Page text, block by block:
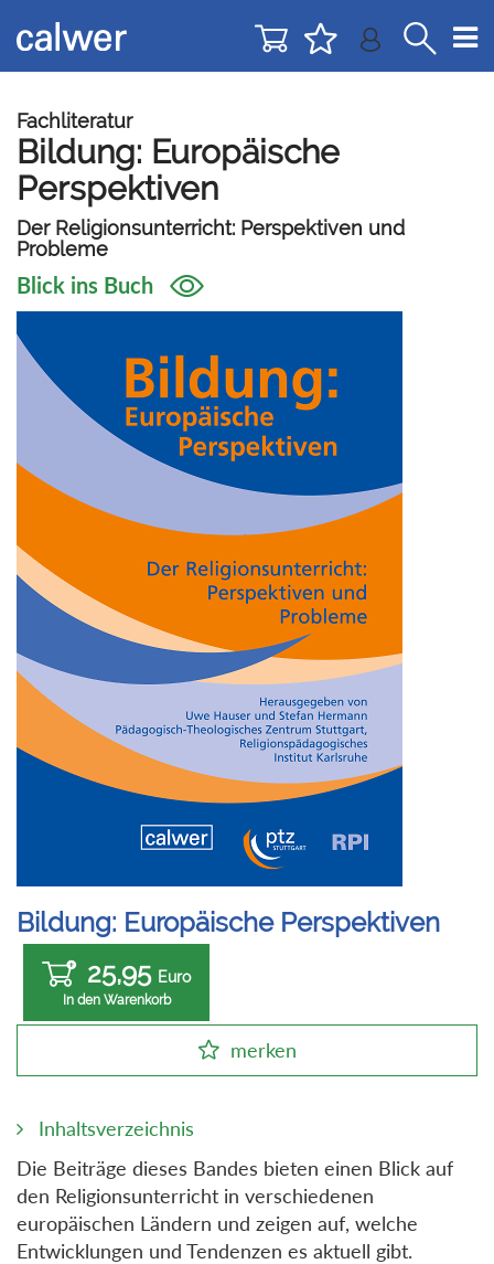
zur
Navigation
zum
Inhalt
Fachliteratur
Bildung: Europäische
Perspektiven
Der Religionsunterricht: Perspektiven und
Probleme
Blick ins Buch
Bildung: Europäische Perspektiven
25,95 Euro
In den Warenkorb
merken
Inhaltsverzeichnis
Die Beiträge dieses Bandes bieten einen Blick auf
den Religionsunterricht in verschiedenen
europäischen Ländern und zeigen auf, welche
Entwicklungen und Tendenzen es aktuell gibt.